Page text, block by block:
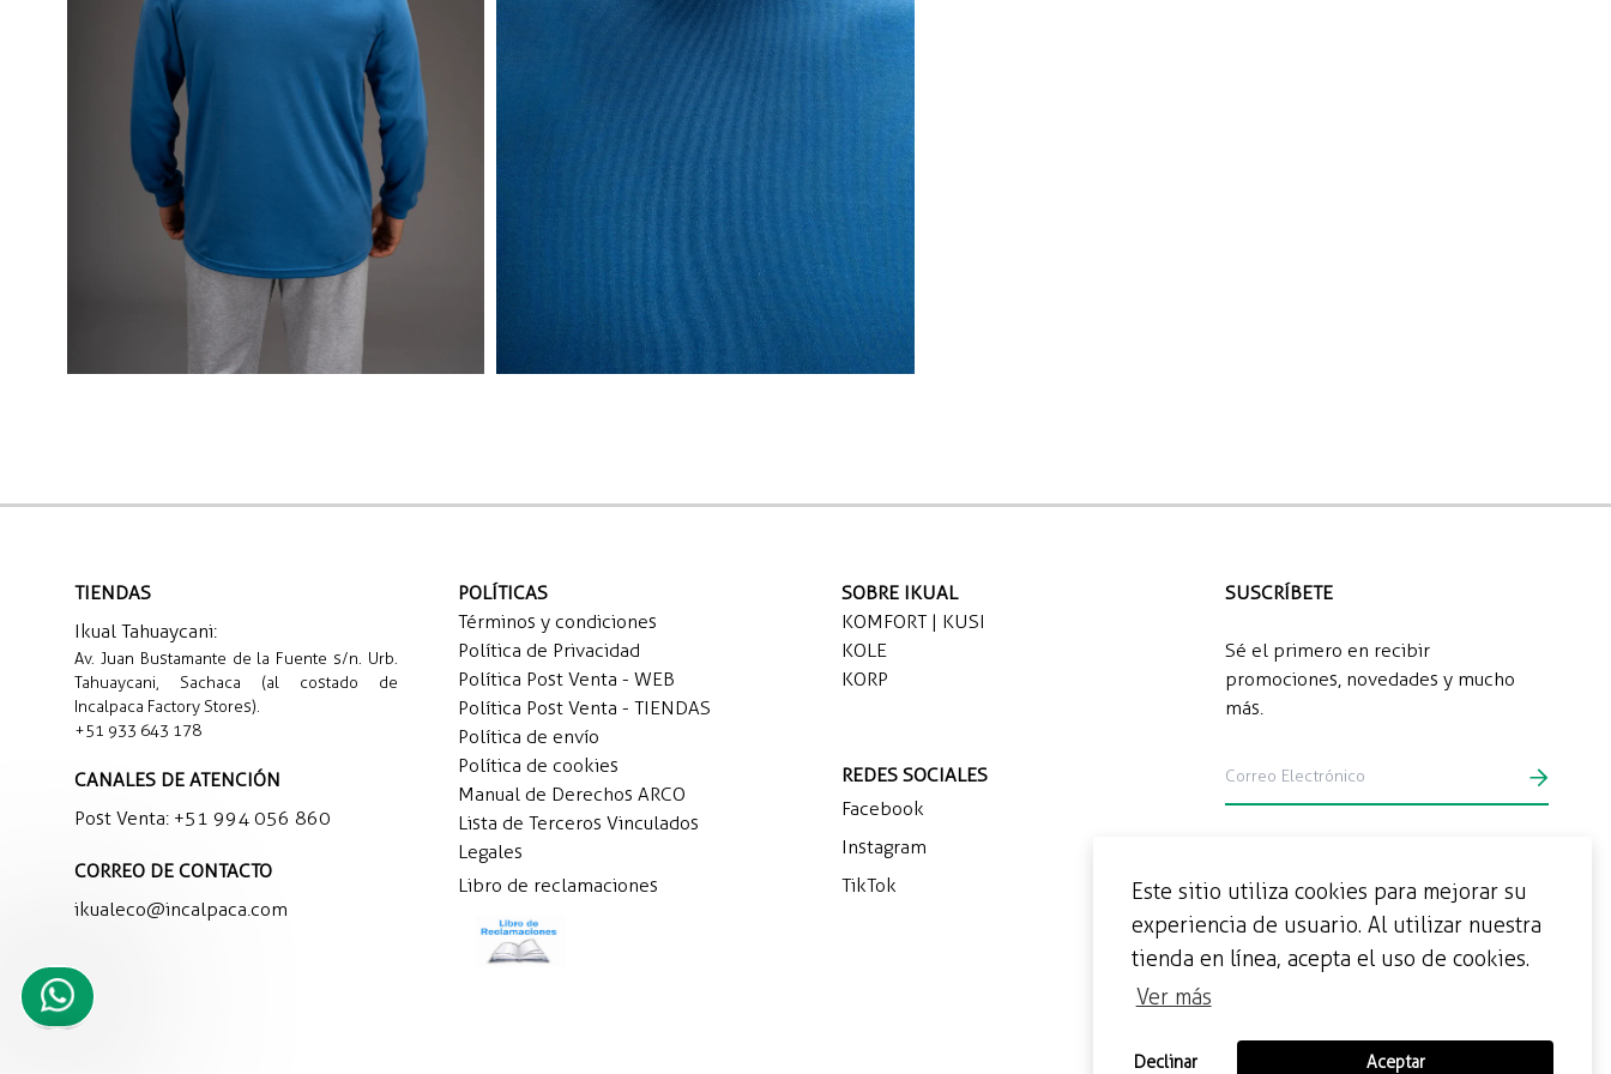
TIENDAS
Ikual Tahuaycani:
Av. Juan Bustamante de la Fuente s/n. Urb.
Tahuaycani, Sachaca (al costado de
Incalpaca Factory Stores).
+51 933 643 178
CANALES DE ATENCIÓN
Post Venta: +51 994 056 860
CORREO DE CONTACTO
ikualeco@incalpaca.com
POLÍTICAS
Términos y condiciones
Política de Privacidad
Política Post Venta - WEB
Política Post Venta - TIENDAS
Política de envío
Política de cookies
Manual de Derechos ARCO
Lista de Terceros Vinculados
Legales
Libro de reclamaciones
SOBRE IKUAL
KOMFORT | KUSI
KOLE
KORP
REDES SOCIALES
Facebook
Instagram
TikTok
SUSCRÍBETE
Sé el primero en recibir
promociones, novedades y mucho
más.
Este sitio utiliza cookies para mejorar su
experiencia de usuario. Al utilizar nuestra
tienda en línea, acepta el uso de cookies.
Ver más
Declinar Aceptar